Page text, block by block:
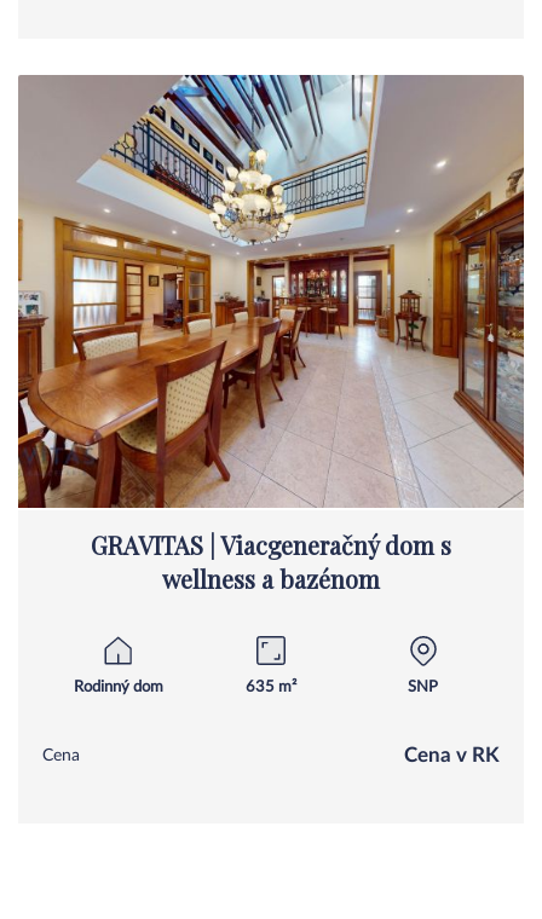
GRAVITAS | Viacgeneračný dom s
wellness a bazénom
Rodinný dom 635 m² SNP
Cena Cena v RK